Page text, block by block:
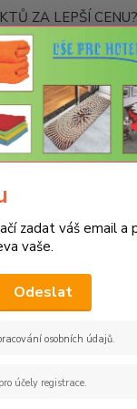
ZA LEPŠÍ
úpravou
-
zadat váš email a
vaše.
Odeslat
osobních údajů.
účely registrace.